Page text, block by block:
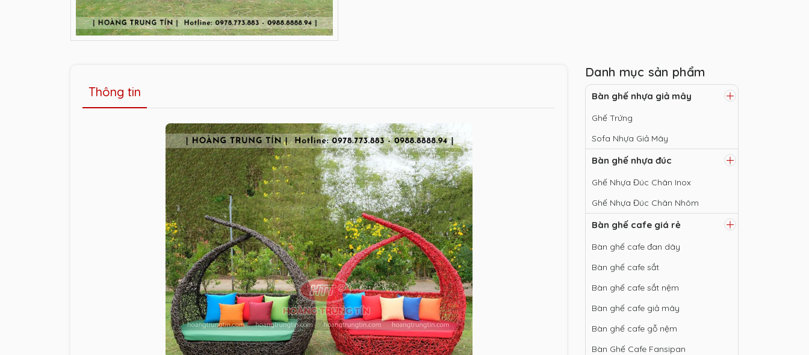
Thông tin
Danh mục sản phẩm
Bàn ghế nhựa giả mây
Ghế Trứng
Sofa Nhựa Giả Mây
Bàn ghế nhựa đúc
Ghế Nhựa Đúc Chân Inox
Ghế Nhựa Đúc Chân Nhôm
Bàn ghế cafe giá rẻ
Bàn ghế cafe đan dây
Bàn ghế cafe sắt
Bàn ghế cafe sắt nệm
Bàn ghế cafe giả mây
Bàn ghế cafe gỗ nệm
Bàn Ghế Cafe Fansipan